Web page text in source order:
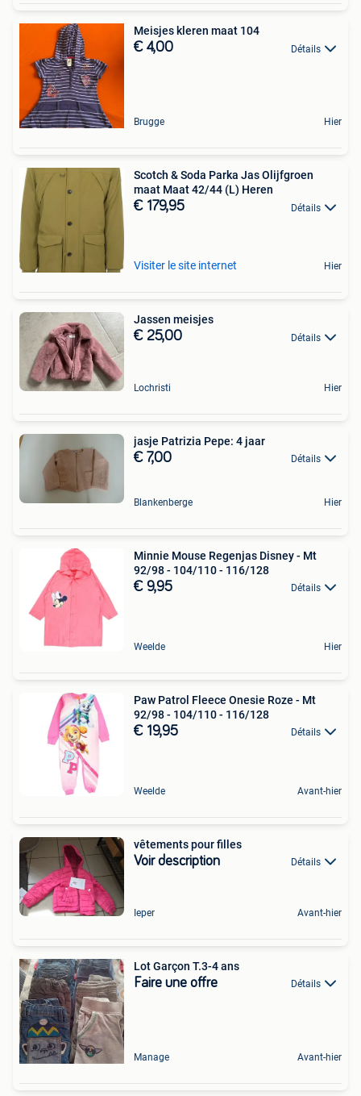
Meisjes kleren maat 104
€ 4,00 Détails
Brugge Hier
Scotch & Soda Parka Jas Olijfgroen
maat Maat 42/44 (L) Heren
€ 179,95 Détails
Visiter le site internet Hier
Jassen meisjes
€ 25,00 Détails
Lochristi Hier
jasje Patrizia Pepe: 4 jaar
€ 7,00 Détails
Blankenberge Hier
Minnie Mouse Regenjas Disney - Mt
92/98 - 104/110 - 116/128
€ 9,95 Détails
Weelde Hier
Paw Patrol Fleece Onesie Roze - Mt
92/98 - 104/110 - 116/128
€ 19,95 Détails
Weelde Avant-hier
vêtements pour filles
Voir description Détails
Ieper Avant-hier
Lot Garçon T.3-4 ans
Faire une offre Détails
Manage Avant-hier